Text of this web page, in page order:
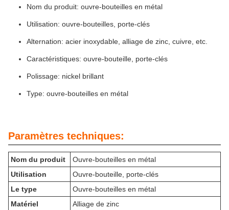
Nom du produit: ouvre-bouteilles en métal
Utilisation: ouvre-bouteilles, porte-clés
Alternation: acier inoxydable, alliage de zinc, cuivre, etc.
Caractéristiques: ouvre-bouteille, porte-clés
Polissage: nickel brillant
Type: ouvre-bouteilles en métal
Paramètres techniques:
Nom du produit
Ouvre-bouteilles en métal
Utilisation
Ouvre-bouteille, porte-clés
Le type
Ouvre-bouteilles en métal
Matériel
Alliage de zinc